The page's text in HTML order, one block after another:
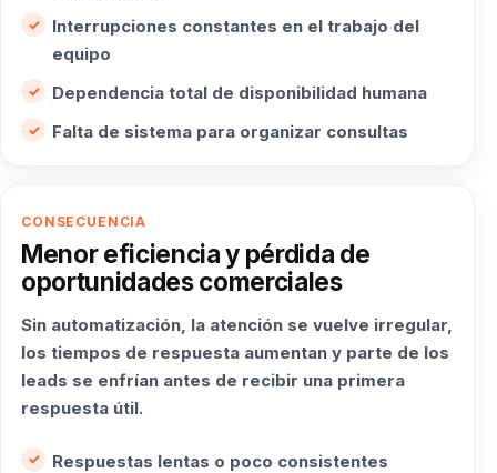
Interrupciones constantes en el trabajo del
equipo
Dependencia total de disponibilidad humana
Falta de sistema para organizar consultas
CONSECUENCIA
Menor eficiencia y pérdida de
oportunidades comerciales
Sin automatización, la atención se vuelve irregular,
los tiempos de respuesta aumentan y parte de los
leads se enfrían antes de recibir una primera
respuesta útil.
Respuestas lentas o poco consistentes